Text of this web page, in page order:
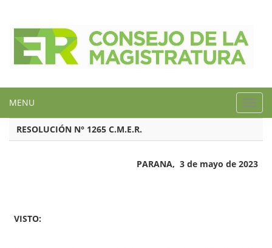
MENU
RESOLUCIÓN N° 1265 C.M.E.R.
PARANA, 3 de mayo de 2023
VISTO: